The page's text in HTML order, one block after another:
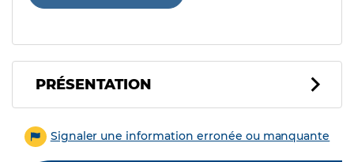
PRÉSENTATION
Signaler une information erronée ou manquante